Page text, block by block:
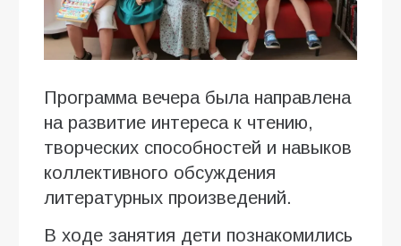
Программа вечера была направлена
на развитие интереса к чтению,
творческих способностей и навыков
коллективного обсуждения
литературных произведений.
В ходе занятия дети познакомились